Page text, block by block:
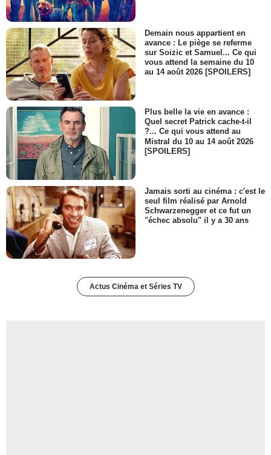
Demain nous appartient en
avance : Le piège se referme
sur Soizic et Samuel... Ce qui
vous attend la semaine du 10
au 14 août 2026 [SPOILERS]
Plus belle la vie en avance :
Quel secret Patrick cache-t-il
?... Ce qui vous attend au
Mistral du 10 au 14 août 2026
[SPOILERS]
Jamais sorti au cinéma : c'est le
seul film réalisé par Arnold
Schwarzenegger et ce fut un
"échec absolu" il y a 30 ans
Actus Cinéma et Séries TV